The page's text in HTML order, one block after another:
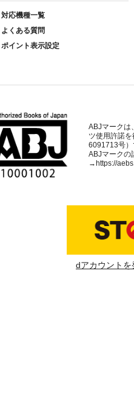
対応機種一覧
よくある質問
ポイント表示設定
ABJマークは
ツ使用許諾
6091713号）
ABJマークの
→ https://
dアカウントを